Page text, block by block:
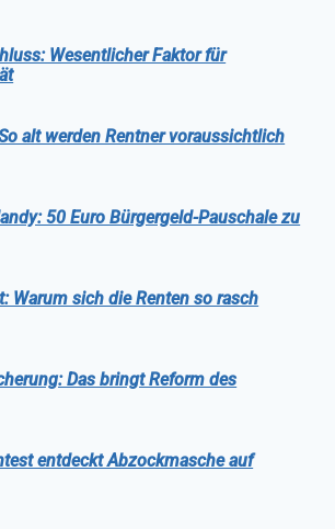
Wesentlicher Faktor für
alt werden Rentner voraussichtlich
50 Euro Bürgergeld-Pauschale zu
Warum sich die Renten so rasch
Das bringt Reform des
entdeckt Abzockmasche auf